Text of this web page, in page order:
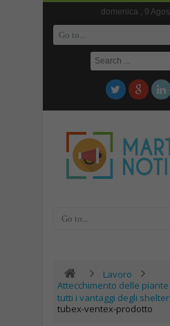
domenica , 9
Lavoro
Attecchimento delle
tutti i vantaggi degli
tubex-ventex-prodotto